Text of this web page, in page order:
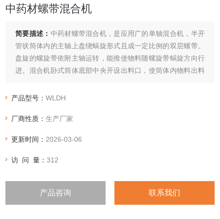
中药材螺带混合机
简要描述： 中药材螺带混合机，是应用广的单轴混合机，半开
管状筒体内的主轴上盘绕蜗旋形式且成一定比例的双层螺带。
盘旋的螺旋带依附主轴运转，能推使物料随螺旋带蜗旋方向行
进。混合机卧式筒体底部中央开设出料口，使筒体内物料出料
产品型号：WLDH
厂商性质：生产厂家
更新时间： 2026-03-06
访 问 量：312
产品咨询 联系我们